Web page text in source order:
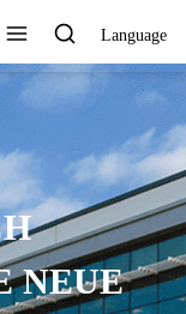
Language
NEUE